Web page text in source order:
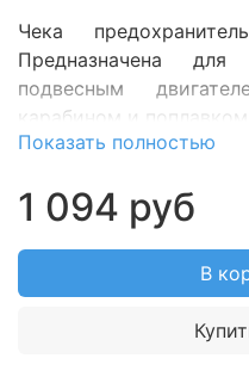
Чека
Предназначена для
подвесным
карабином и поплавком.
Показать полностью
1 094 руб
В